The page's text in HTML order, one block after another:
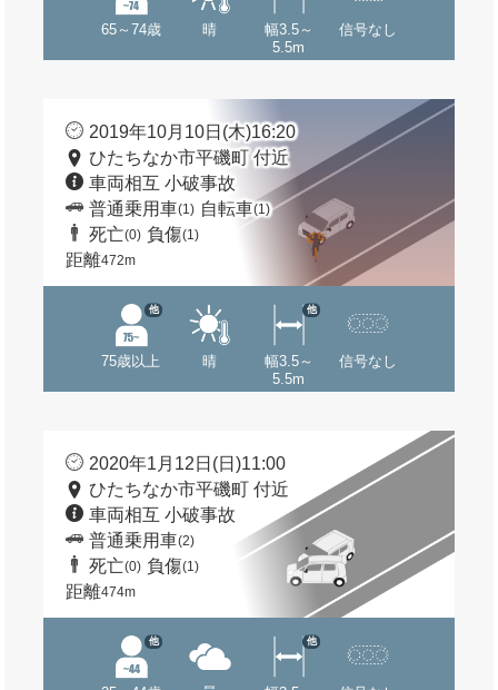
65～74歳 晴
幅3.5～
5.5m
信号なし
2019年10月10日(木)16:20
ひたちなか市平磯町 付近
車両相互 小破事故
普通乗用車(1) 自転車(1)
死亡(0) 負傷(1)
距離472m
75歳以上
他
晴
幅3.5～
5.5m
他
信号なし
2020年1月12日(日)11:00
ひたちなか市平磯町 付近
車両相互 小破事故
普通乗用車(2)
死亡(0) 負傷(1)
距離474m
他 他